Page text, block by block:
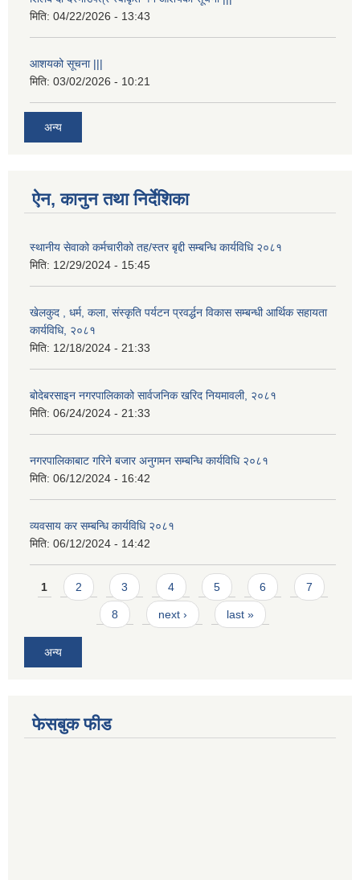
मिति: 04/22/2026 - 13:43
आशयको सूचना |||
मिति: 03/02/2026 - 10:21
अन्य
ऐन, कानुन तथा निर्देशिका
स्थानीय सेवाको कर्मचारीको तह/स्तर बृद्दी सम्बन्धि कार्यविधि २०८१
मिति: 12/29/2024 - 15:45
खेलकुद , धर्म, कला, संस्कृति पर्यटन प्रवर्द्धन विकास सम्बन्धी आर्थिक सहायता
कार्यविधि, २०८१
मिति: 12/18/2024 - 21:33
बोदेबरसाइन नगरपालिकाको सार्वजनिक खरिद नियमावली, २०८१
मिति: 06/24/2024 - 21:33
नगरपालिकाबाट गरिने बजार अनुगमन सम्बन्धि कार्यविधि २०८१
मिति: 06/12/2024 - 16:42
व्यवसाय कर सम्बन्धि कार्यविधि २०८१
मिति: 06/12/2024 - 14:42
Pages
1 2 3 4 5 6 7
8 next › last »
अन्य
फेसबुक फीड